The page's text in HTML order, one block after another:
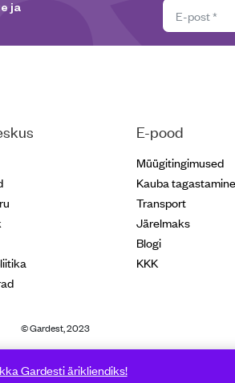
ja
E-pood
Müügitingimused
Kauba tagastamine
Transport
Järelmaks
Blogi
KKK
© Gardest, 2023
Gardesti ärikliendiks!